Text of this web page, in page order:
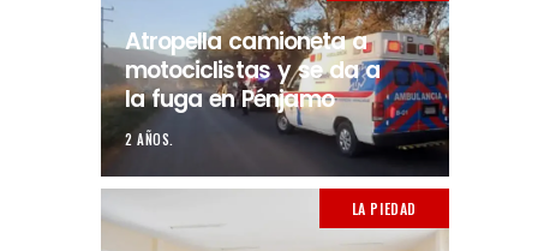
Atropella camioneta a
motociclistas y se da a
la fuga en Pénjamo
2 AÑOS.
LA PIEDAD